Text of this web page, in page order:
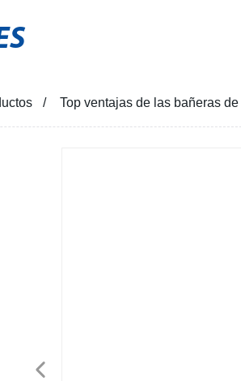
Top ventajas de las bañeras